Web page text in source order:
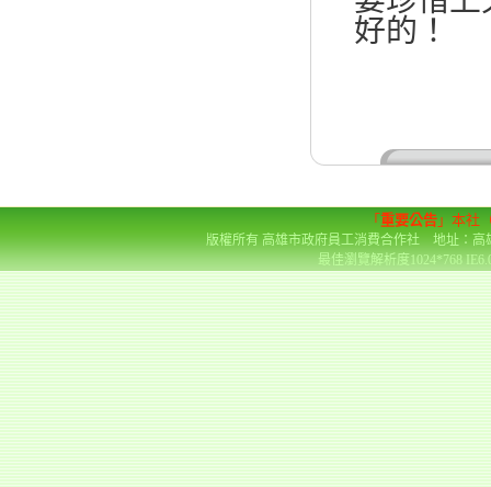
好的！
「 重要公告」本社
版權所有 高雄市政府員工消費合作社 地址：高
最佳瀏覽解析度1024*768